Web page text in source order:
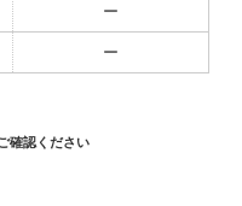
ー
ー
確認ください